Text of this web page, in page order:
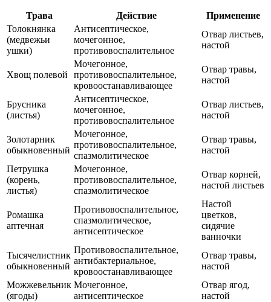
Трава Действие
Применение
Толокнянка
(медвежьи
ушки)
Антисептическое,
мочегонное,
противовоспалительное
Отвар листьев,
настой
Хвощ полевой
Мочегонное,
противовоспалительное,
кровоостанавливающее
Отвар травы,
настой
Брусника
(листья)
Антисептическое,
мочегонное,
противовоспалительное
Отвар листьев,
настой
Золотарник
обыкновенный
Мочегонное,
противовоспалительное,
спазмолитическое
Отвар травы,
настой
Петрушка
(корень,
листья)
Мочегонное,
противовоспалительное,
спазмолитическое
Отвар корней,
настой листьев
Ромашка
аптечная
Противовоспалительное,
спазмолитическое,
антисептическое
Настой
цветков,
сидячие
ванночки
Тысячелистник
обыкновенный
Противовоспалительное,
антибактериальное,
кровоостанавливающее
Отвар травы,
настой
Можжевельник
(ягоды)
Мочегонное,
антисептическое
Отвар ягод,
настой